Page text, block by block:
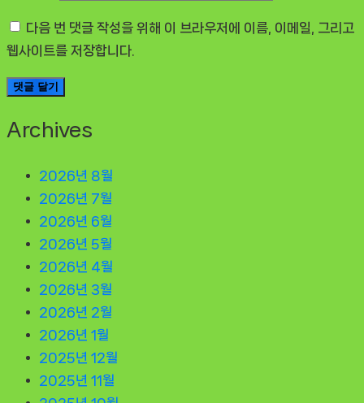
다음 번 댓글 작성을 위해 이 브라우저에 이름, 이메일, 그리고
웹사이트를 저장합니다.
Archives
2026년 8월
2026년 7월
2026년 6월
2026년 5월
2026년 4월
2026년 3월
2026년 2월
2026년 1월
2025년 12월
2025년 11월